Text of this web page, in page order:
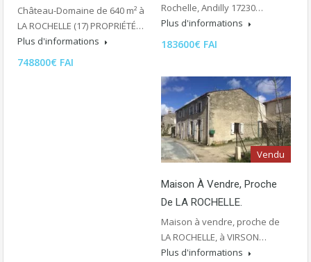
Château-Domaine de 640 m² à
LA ROCHELLE (17) PROPRIÉTÉ…
Plus d'informations
748800€ FAI
Rochelle, Andilly 17230…
Plus d'informations
183600€ FAI
Vendu
Maison À Vendre, Proche
De LA ROCHELLE.
Maison à vendre, proche de
LA ROCHELLE, à VIRSON…
Plus d'informations